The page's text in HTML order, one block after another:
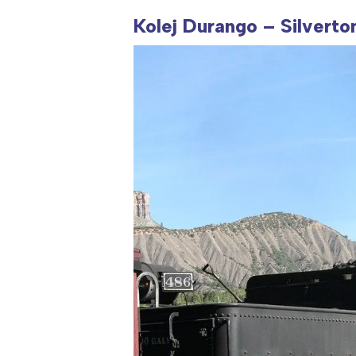
Kolej Durango –